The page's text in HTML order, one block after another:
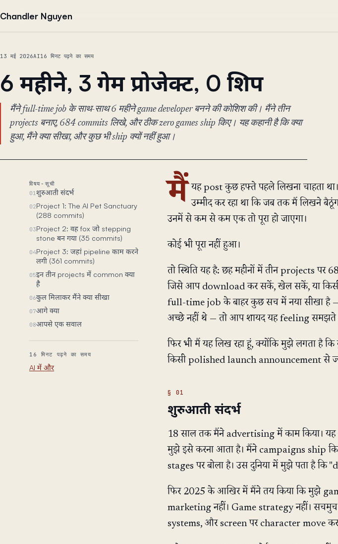
Chandler Nguyen
13 मई 2026AI16 मिनट पढ़ने का समय
6 महीने, 3 गेम प्रोजेक्ट, 0 शिप
मैंने full-time job के साथ-साथ 6 महीने game developer बनने की कोशिश की। मैंने तीन
projects बनाए, 684 commits लिखे, और ठीक zero games ship किए। यह कहानी है कि क्या
हुआ, मैंने क्या सीखा, और कुछ भी ship क्यों नहीं हुआ।
विषय-सूची
01शुरुआती संदर्भ
02Project 1: The AI Pet Sanctuary
(288 commits)
03Project 2: वह fox जो stepping
stone बन गया (35 commits)
04Project 3: जहां pipeline काम करने
लगी (361 commits)
05इन तीन projects में common क्या
है
06कुल मिलाकर मैंने क्या सीखा
07आगे क्या
08आपसे एक सवाल
16 मिनट पढ़ने का समय
AI में और
मैं यह post कुछ हफ्ते पहले लिखना चाहता
उम्मीद कर रहा था कि जब तक मैं लिखने
उनमें से कम से कम एक तो पूरा हो जाएगा।
कोई भी पूरा नहीं हुआ।
तो स्थिति यह है: छह महीनों में तीन projects
जिसे आप download कर सकें, खेल सकें, या
full-time job के बाहर कुछ सच में नया सीखा
अच्छे नहीं थे — तो आप शायद यह feeling समझते
फिर भी मैं यह लिख रहा हूं, क्योंकि मुझे लगता है
किसी polished launch announcement से
शुरुआती संदर्भ
18 साल तक मैंने advertising में काम किया।
मुझे इसे करना आता है। मैंने campaigns ship
stages पर बोला है। उस दुनिया में मुझे पता है कि
फिर 2025 के आखिर में मैंने तय किया कि मुझे
marketing नहीं। Game strategy नहीं।
systems, और screen पर character move